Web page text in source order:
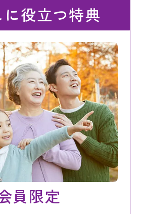
役立つ特典
員限定